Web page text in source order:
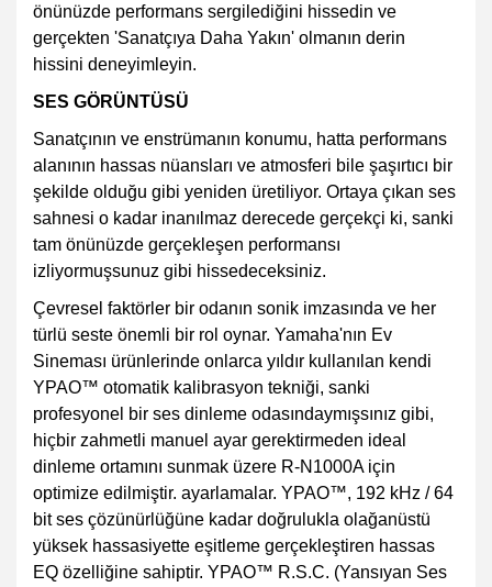
önünüzde performans sergilediğini hissedin ve
gerçekten 'Sanatçıya Daha Yakın' olmanın derin
hissini deneyimleyin.
SES GÖRÜNTÜSÜ
Sanatçının ve enstrümanın konumu, hatta performans
alanının hassas nüansları ve atmosferi bile şaşırtıcı bir
şekilde olduğu gibi yeniden üretiliyor. Ortaya çıkan ses
sahnesi o kadar inanılmaz derecede gerçekçi ki, sanki
tam önünüzde gerçekleşen performansı
izliyormuşsunuz gibi hissedeceksiniz.
Çevresel faktörler bir odanın sonik imzasında ve her
türlü seste önemli bir rol oynar. Yamaha'nın Ev
Sineması ürünlerinde onlarca yıldır kullanılan kendi
YPAO™ otomatik kalibrasyon tekniği, sanki
profesyonel bir ses dinleme odasındaymışsınız gibi,
hiçbir zahmetli manuel ayar gerektirmeden ideal
dinleme ortamını sunmak üzere R-N1000A için
optimize edilmiştir. ayarlamalar. YPAO™, 192 kHz / 64
bit ses çözünürlüğüne kadar doğrulukla olağanüstü
yüksek hassasiyette eşitleme gerçekleştiren hassas
EQ özelliğine sahiptir. YPAO™ R.S.C. (Yansıyan Ses